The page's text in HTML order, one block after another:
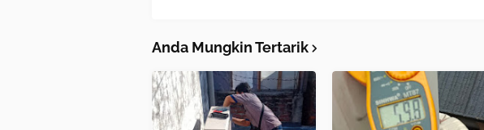
Anda Mungkin Tertarik